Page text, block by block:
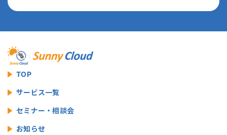
TOP
サービス一覧
セミナー・相談会
お知らせ